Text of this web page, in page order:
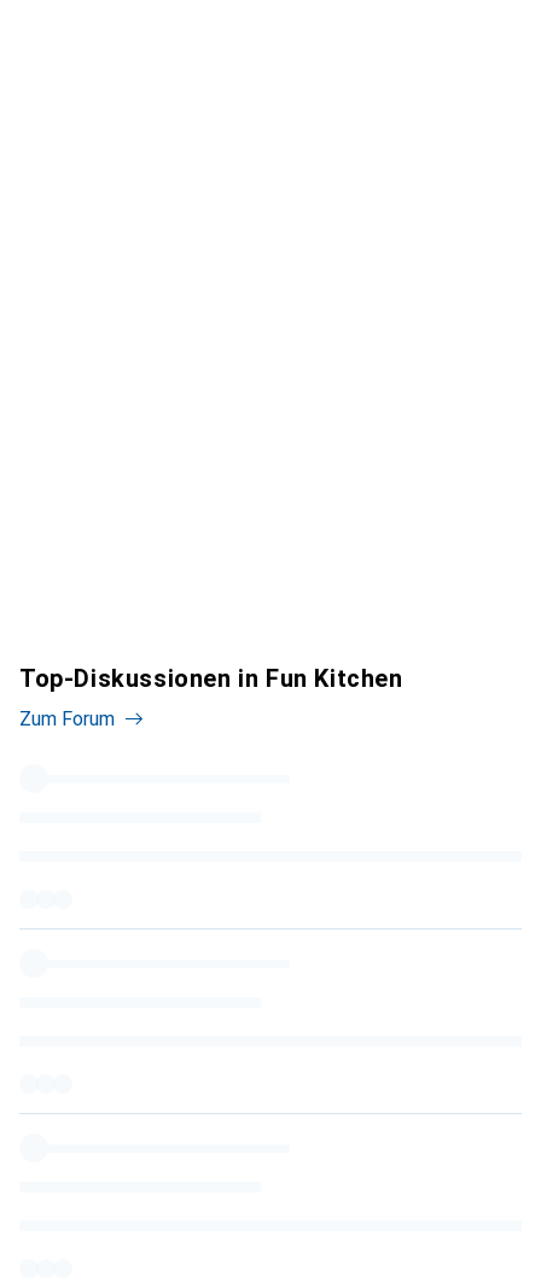
Top-Diskussionen in Fun Kitchen
Zum Forum